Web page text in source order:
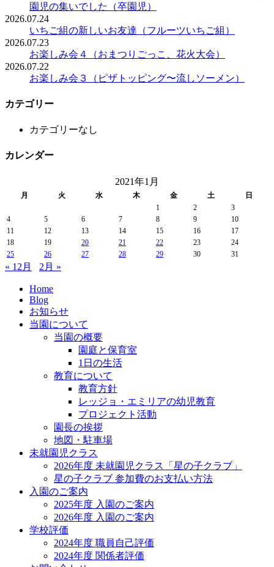
園児の集いでした（卒園児）
2026.07.24
いちご組の新しいお友達（フルーツいちご組）
2026.07.23
お楽しみ会４（おまつりごっこ、花火大会）
2026.07.22
お楽しみ会３（ピザトッピング〜流しソーメン）
カテゴリー
カテゴリーなし
カレンダー
2021年1月
月 火 水 木 金 土
日
1
2
3
4
5 6 7 8 9
10
11
12 13 14 15 16
17
18
19 20 21 22 23
24
25
26 27 28 29 30 31
« 12月 2月 »
Home
Blog
お知らせ
当園について
当園の概要
園庭と保育室
1日の生活
教育について
教育方針
レッジョ・エミリアの幼児教育
プロジェクト活動
園長の挨拶
地図・駐車場
未就園児クラス
2026年度 未就園児クラス「星の子クラブ」
星の子クラブ 参加費のお支払い方法
入園のご案内
2025年度 入園のご案内
2026年度 入園のご案内
学校評価
2024年度 職員自己評価
2024年度 関係者評価